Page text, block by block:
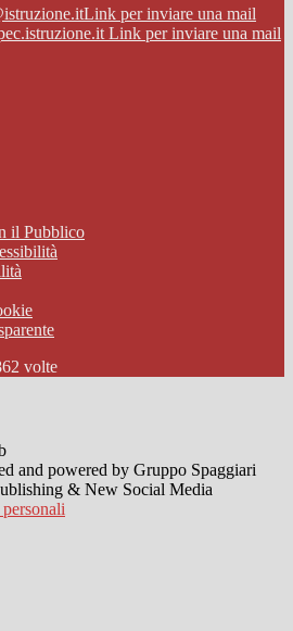
Link per inviare una mail
Link per inviare una mail
il Pubblico
volte
and powered by Gruppo Spaggiari
& New Social Media